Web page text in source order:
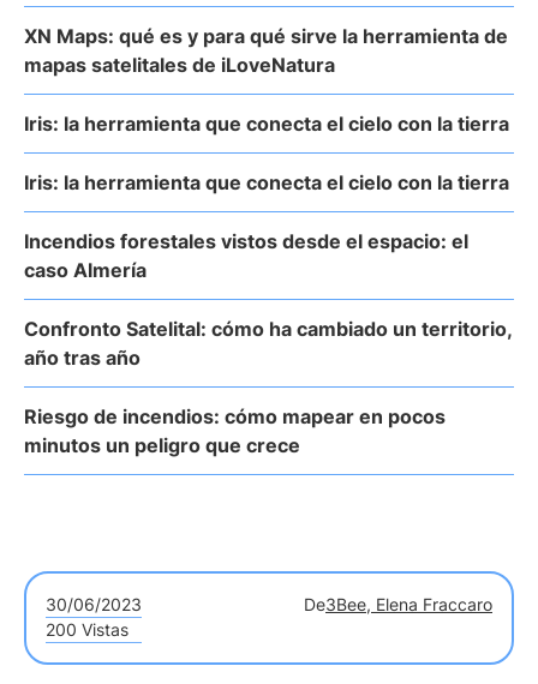
XN Maps: qué es y para qué sirve la herramienta de
mapas satelitales de iLoveNatura
Iris: la herramienta que conecta el cielo con la tierra
Iris: la herramienta que conecta el cielo con la tierra
Incendios forestales vistos desde el espacio: el
caso Almería
Confronto Satelital: cómo ha cambiado un territorio,
año tras año
Riesgo de incendios: cómo mapear en pocos
minutos un peligro que crece
30/06/2023 De3Bee, Elena Fraccaro
200 Vistas